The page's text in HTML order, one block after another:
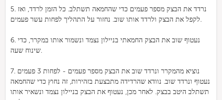
5. נרדד את הבצק מספר פעמים כדי שהחמאה תשתלב. כל הזמן לרדד, ואז
לקפל את הבצק ולרדד אותו שוב. נחזור על התהליך לפחות עשר פעמים.
6. נעטוף שוב את הבצק החמאתי בניילון נצמד ונשמור אותו במקרר, כדי
שינוח שעה.
7. נוציא מהמקרר ונרדד שוב את הבצק מספר פעמים - לפחות 3 פעמים
נעטוף ונרדד שוב. נוודא שהרדידה מתבצעת בזהירות, זה נחוץ כדי שהחמאה
תשתלב היטב בבצק. לאחר מכן, נעטוף את הבצק בניילון נצמד ונשאיר אותו